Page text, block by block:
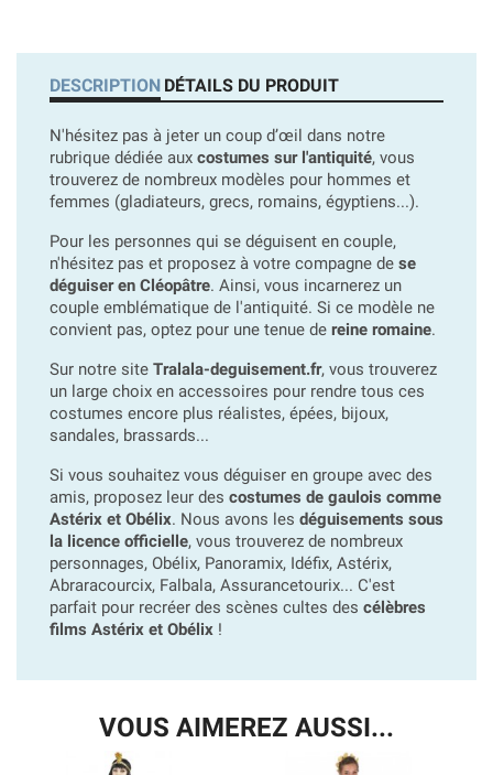
DESCRIPTION DÉTAILS DU PRODUIT
N'hésitez pas à jeter un coup d’œil dans notre
rubrique dédiée aux costumes sur l'antiquité, vous
trouverez de nombreux modèles pour hommes et
femmes (gladiateurs, grecs, romains, égyptiens...).
Pour les personnes qui se déguisent en couple,
n'hésitez pas et proposez à votre compagne de se
déguiser en Cléopâtre. Ainsi, vous incarnerez un
couple emblématique de l'antiquité. Si ce modèle ne
convient pas, optez pour une tenue de reine romaine.
Sur notre site Tralala-deguisement.fr, vous trouverez
un large choix en accessoires pour rendre tous ces
costumes encore plus réalistes, épées, bijoux,
sandales, brassards...
Si vous souhaitez vous déguiser en groupe avec des
amis, proposez leur des costumes de gaulois comme
Astérix et Obélix. Nous avons les déguisements sous
la licence officielle, vous trouverez de nombreux
personnages, Obélix, Panoramix, Idéfix, Astérix,
Abraracourcix, Falbala, Assurancetourix... C'est
parfait pour recréer des scènes cultes des célèbres
films Astérix et Obélix !
VOUS AIMEREZ AUSSI...